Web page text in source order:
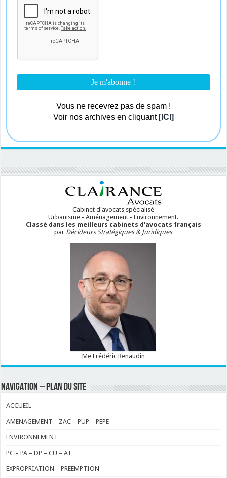
Vous ne recevrez pas de spam !
Voir nos archives en cliquant [ICI]
Cabinet d'avocats spécialisé
Urbanisme - Aménagement - Environnement.
Classé dans les meilleurs cabinets d'avocats français
par Décideurs Stratégiques & Juridiques
Me Frédéric Renaudin
NAVIGATION – PLAN DU SITE
ACCUEIL
AMENAGEMENT – ZAC – PUP – PEPE
ENVIRONNEMENT
PC – PA – DP – CU – AT…
EXPROPRIATION – PREEMPTION